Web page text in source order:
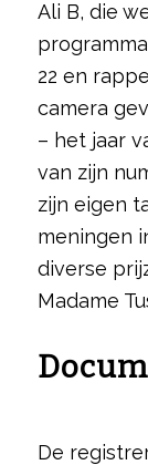
Ali B, die
programma
22 en
camera
– het jaar
van zijn
zijn eigen
meningen
diverse
Madame
De